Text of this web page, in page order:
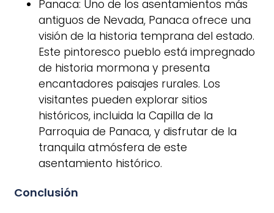
Panaca: Uno de los asentamientos más
antiguos de Nevada, Panaca ofrece una
visión de la historia temprana del estado.
Este pintoresco pueblo está impregnado
de historia mormona y presenta
encantadores paisajes rurales. Los
visitantes pueden explorar sitios
históricos, incluida la Capilla de la
Parroquia de Panaca, y disfrutar de la
tranquila atmósfera de este
asentamiento histórico.
Conclusión